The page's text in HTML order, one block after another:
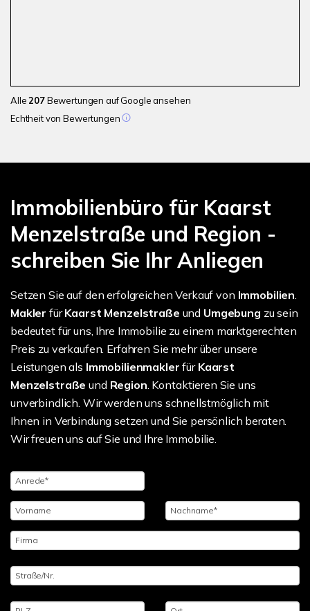
Alle207Bewertungen auf Google ansehen
Echtheit von Bewertungen
Immobilienbüro für Kaarst
Menzelstraße und Region -
schreiben Sie Ihr Anliegen
Setzen Sie auf den erfolgreichen Verkauf von Immobilien
Makler fürKaarst Menzelstraße und Umgebung zu sein
bedeutet für uns, Ihre Immobilie zu einem marktgerechten
Preis zu verkaufen. Erfahren Sie mehr über unsere
Leistungen als Immobilienmaklerfür Kaarst
Menzelstraßeund Region . Kontaktieren Sie uns
unverbindlich. Wir werden uns schnellstmöglich mit
Ihnen in Verbindung setzen und Sie persönlich beraten.
Wir freuen uns auf Sie und Ihre Immobilie.